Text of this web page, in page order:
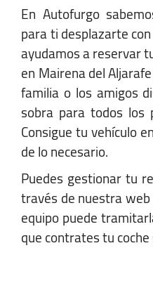
Dos Hermanas
Opel Divisa.
Dos Hermanas,
+34 652 952 388
Ver Mapa
Horario:
En Autofurgo
para ti desplazarte
ayudamos a reservar
en Mairena del
familia o los amigos
sobra para todos los
Consigue tu vehículo
de lo necesario.
Puedes gestionar tu
través de nuestra
equipo puede
que contrates tu